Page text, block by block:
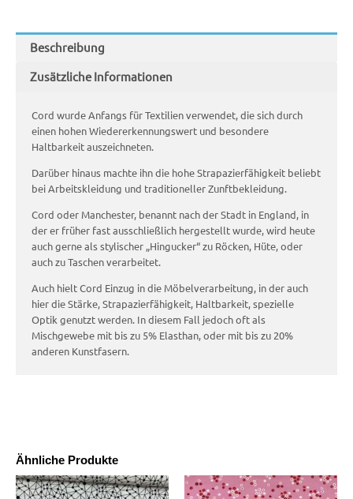
Ähnliche Produkte
Beschreibung
Zusätzliche Informationen
Cord wurde Anfangs für Textilien verwendet, die sich durch
einen hohen Wiedererkennungswert und besondere
Haltbarkeit auszeichneten.
Darüber hinaus machte ihn die hohe Strapazierfähigkeit beliebt
bei Arbeitskleidung und traditioneller Zunftbekleidung.
Cord oder Manchester, benannt nach der Stadt in England, in
der er früher fast ausschließlich hergestellt wurde, wird heute
auch gerne als stylischer „Hingucker“ zu Röcken, Hüte, oder
auch zu Taschen verarbeitet.
Auch hielt Cord Einzug in die Möbelverarbeitung, in der auch
hier die Stärke, Strapazierfähigkeit, Haltbarkeit, spezielle
Optik genutzt werden. In diesem Fall jedoch oft als
Mischgewebe mit bis zu 5% Elasthan, oder mit bis zu 20%
anderen Kunstfasern.